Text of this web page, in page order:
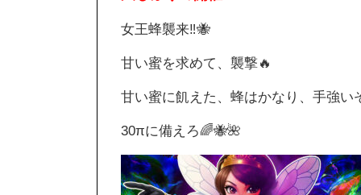
女王蜂襲来‼️🐝
甘い蜜を求めて、襲撃🔥
甘い蜜に飢えた、蜂はかなり、手強い
30πに備えろ🌈🐝🌺